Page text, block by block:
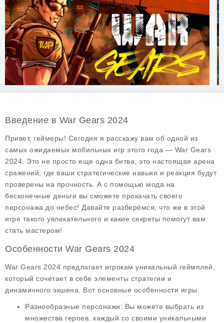
Введение в War Gears 2024
Привет, геймеры! Сегодня я расскажу вам об одной из
самых ожидаемых мобильных игр этого года — War Gears
2024 . Это не просто еще одна битва, это настоящая арена
сражений, где ваши стратегические навыки и реакция будут
проверены на прочность. А с помощью мода на
бесконечные деньги вы сможете прокачать своего
персонажа до небес! Давайте разберёмся, что же в этой
игре такого увлекательного и какие секреты помогут вам
стать мастером!
Особенности War Gears 2024
War Gears 2024 предлагает игрокам уникальный геймплей,
который сочетает в себе элементы стратегии и
динамичного экшена. Вот основные особенности игры:
Разнообразные персонажи: Вы можете выбрать из
множества героев, каждый со своими уникальными